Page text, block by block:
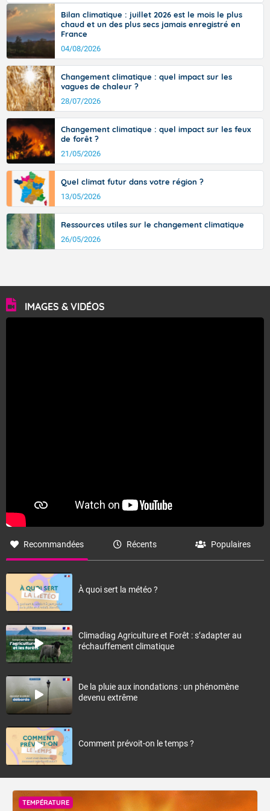
Languedoc-Roussillon, la Provence et le sud de Rhône-
Alpes avec des maximales atteignant 32 à 36 degrés,
localement 38-39 degrés dans le Var. Du nord de
Rhône-Alpes à l'Alsace, prévoyez 29 à 32 degrés. Plus à
l'ouest, il fait 25 à 30 degrés dans les terres et 20 à 23
degrés du Finistère au Nord-Pas-de-Calais.
Fermer
vent turbulent soufflant de secteur nord-ouest à nord, ou ouest à nord-
ouest, dans un secteur qui part du Roussillon à la vallée de l’Aude et à
l’ouest de l’Hérault. L’étymologie de ce vent vient du latin trasmontanus,
signifiant au-delà des monts, en allusion aux régions montagneuses
d’où provient ce vent.
Bilan climatique : juillet 2026 est le mois le plus
chaud et un des plus secs jamais enregistré en
France
04/08/2026
Changement climatique : quel impact sur les
vagues de chaleur ?
28/07/2026
Changement climatique : quel impact sur les feux
de forêt ?
21/05/2026
Quel climat futur dans votre région ?
13/05/2026
Ressources utiles sur le changement climatique
26/05/2026
IMAGES & VIDÉOS
Recommandées Récents Populaires
À quoi sert la météo ?
Climadiag Agriculture et Forêt : s’adapter au
réchauffement climatique
De la pluie aux inondations : un phénomène
devenu extrême
Comment prévoit-on le temps ?
TEMPÉRATURE